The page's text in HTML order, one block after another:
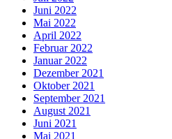
Juni 2022
Mai 2022
April 2022
Februar 2022
Januar 2022
Dezember 2021
Oktober 2021
September 2021
August 2021
Juni 2021
Mai 2021